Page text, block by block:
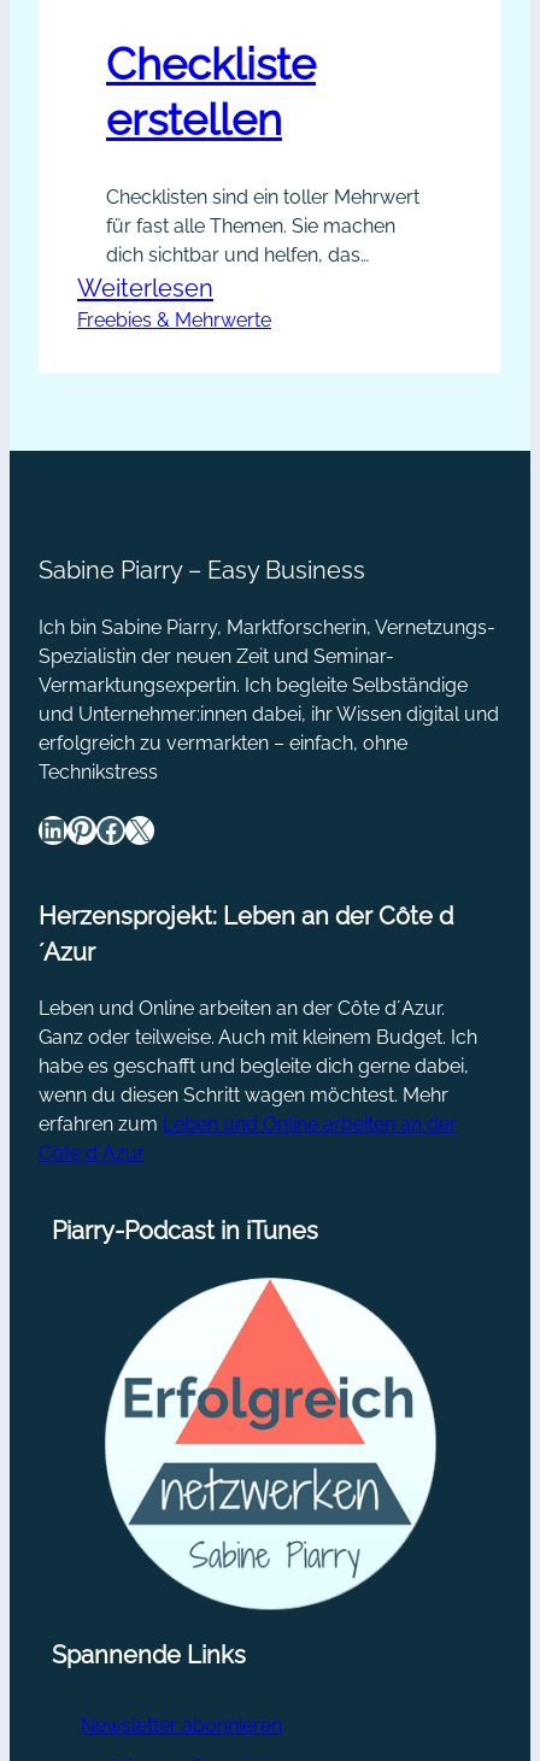
Checkliste
erstellen
Checklisten sind ein toller Mehrwert
für fast alle Themen. Sie machen
dich sichtbar und helfen, das
Wesentliche im Blick zu behalten.
Weiterlesen
Checkliste
Freebies & Mehrwerte
Sabine Piarry – Easy Business
Ich bin Sabine Piarry, Marktforscherin, Vernetzungs-
Spezialistin der neuen Zeit und Seminar-
Vermarktungsexpertin. Ich begleite Selbständige
und Unternehmer:innen dabei, ihr Wissen digital und
erfolgreich zu vermarkten – einfach, ohne
Technikstress
LinkedIn Pinterest Facebook X
Herzensprojekt: Leben an der Côte d
´Azur
Leben und Online arbeiten an der Côte d´Azur.
Ganz oder teilweise. Auch mit kleinem Budget. Ich
habe es geschafft und begleite dich gerne dabei,
wenn du diesen Schritt wagen möchtest. Mehr
erfahren zum Leben und Online arbeiten an der
Côte d´Azur
Piarry-Podcast in iTunes
Spannende Links
Newsletter abonnieren